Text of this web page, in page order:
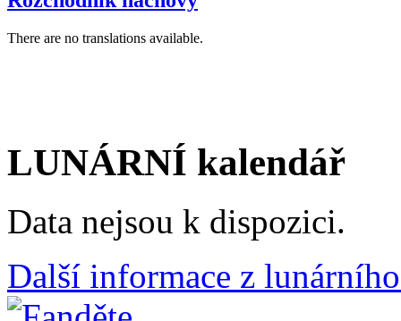
There are no translations available.
LUNÁRNÍ kalendář
Data nejsou k dispozici.
Další informace z